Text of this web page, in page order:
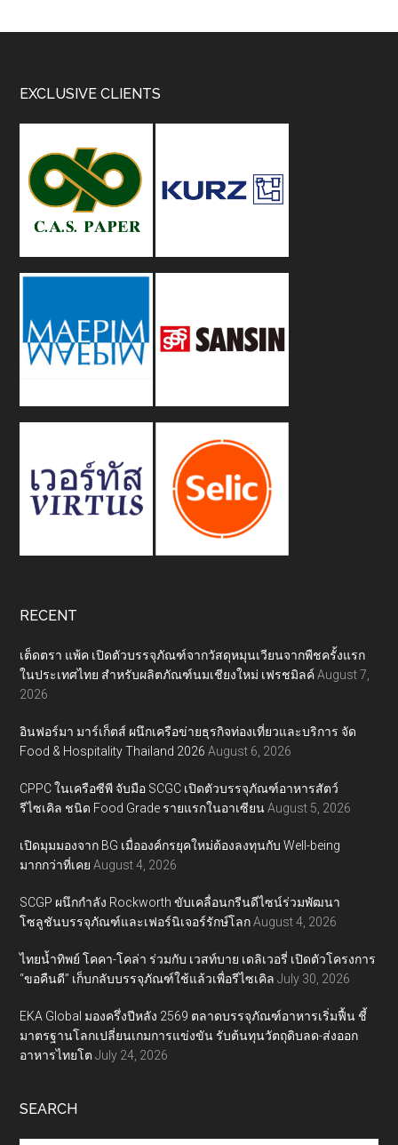
Footer
EXCLUSIVE CLIENTS
RECENT
เต็ดตรา แพ้ค เปิดตัวบรรจุภัณฑ์จากวัสดุหมุนเวียนจากพืชครั้งแรก
ในประเทศไทย สำหรับผลิตภัณฑ์นมเชียงใหม่ เฟรชมิลค์ August 7,
2026
อินฟอร์มา มาร์เก็ตส์ ผนึกเครือข่ายธุรกิจท่องเที่ยวและบริการ จัด
Food & Hospitality Thailand 2026 August 6, 2026
CPPC ในเครือซีพี จับมือ SCGC เปิดตัวบรรจุภัณฑ์อาหารสัตว์
รีไซเคิล ชนิด Food Grade รายแรกในอาเซียน August 5, 2026
เปิดมุมมองจาก BG เมื่อองค์กรยุคใหม่ต้องลงทุนกับ Well-being
มากกว่าที่เคย August 4, 2026
SCGP ผนึกกำลัง Rockworth ขับเคลื่อนกรีนดีไซน์ร่วมพัฒนา
โซลูชันบรรจุภัณฑ์และเฟอร์นิเจอร์รักษ์โลก August 4, 2026
ไทยน้ำทิพย์ โคคา-โคล่า ร่วมกับ เวสท์บาย เดลิเวอรี่ เปิดตัวโครงการ
“ขอคืนดี” เก็บกลับบรรจุภัณฑ์ใช้แล้วเพื่อรีไซเคิล July 30, 2026
EKA Global มองครึ่งปีหลัง 2569 ตลาดบรรจุภัณฑ์อาหารเริ่มฟื้น ชี้
มาตรฐานโลกเปลี่ยนเกมการแข่งขัน รับต้นทุนวัตถุดิบลด-ส่งออก
อาหารไทยโต July 24, 2026
SEARCH